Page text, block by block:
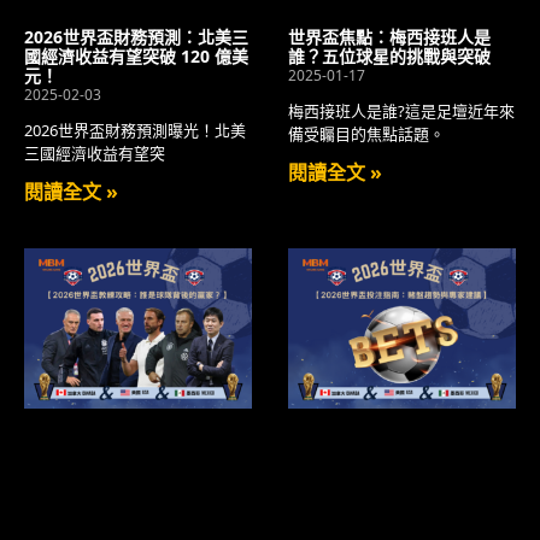
2026世界盃財務預測：北美三
國經濟收益有望突破 120 億美
元！
2025-02-03
2026世界盃財務預測曝光！北美
三國經濟收益有望突
閱讀全文 »
世界盃焦點：梅西接班人是
誰？五位球星的挑戰與突破
2025-01-17
梅西接班人是誰?這是足壇近年來
備受矚目的焦點話題。
閱讀全文 »